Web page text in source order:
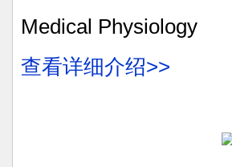
Medical Physiology
查看详细介绍>>